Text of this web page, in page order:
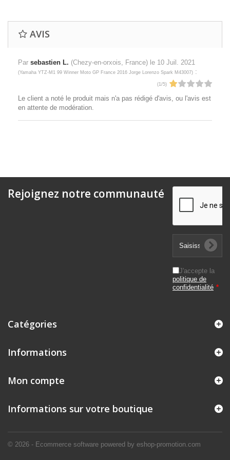
AVIS
Par sebastien L. (Chezy-en-orxois, France) le 10 Juil. 2021
(Yamaha YTZ-M1 99 Winner Moto GP France 2016 Jorge Lorenzo Spark M43007) :
(1/5)
Le client a noté le produit mais n'a pas rédigé d'avis, ou l'avis est
en attente de modération.
Rejoignez notre communauté
J'accepte la
politique de
confidentialité *
Catégories
Informations
© 2026 - Ecommerce software powered by eshop-promotion.com
Mon compte
Informations sur votre boutique